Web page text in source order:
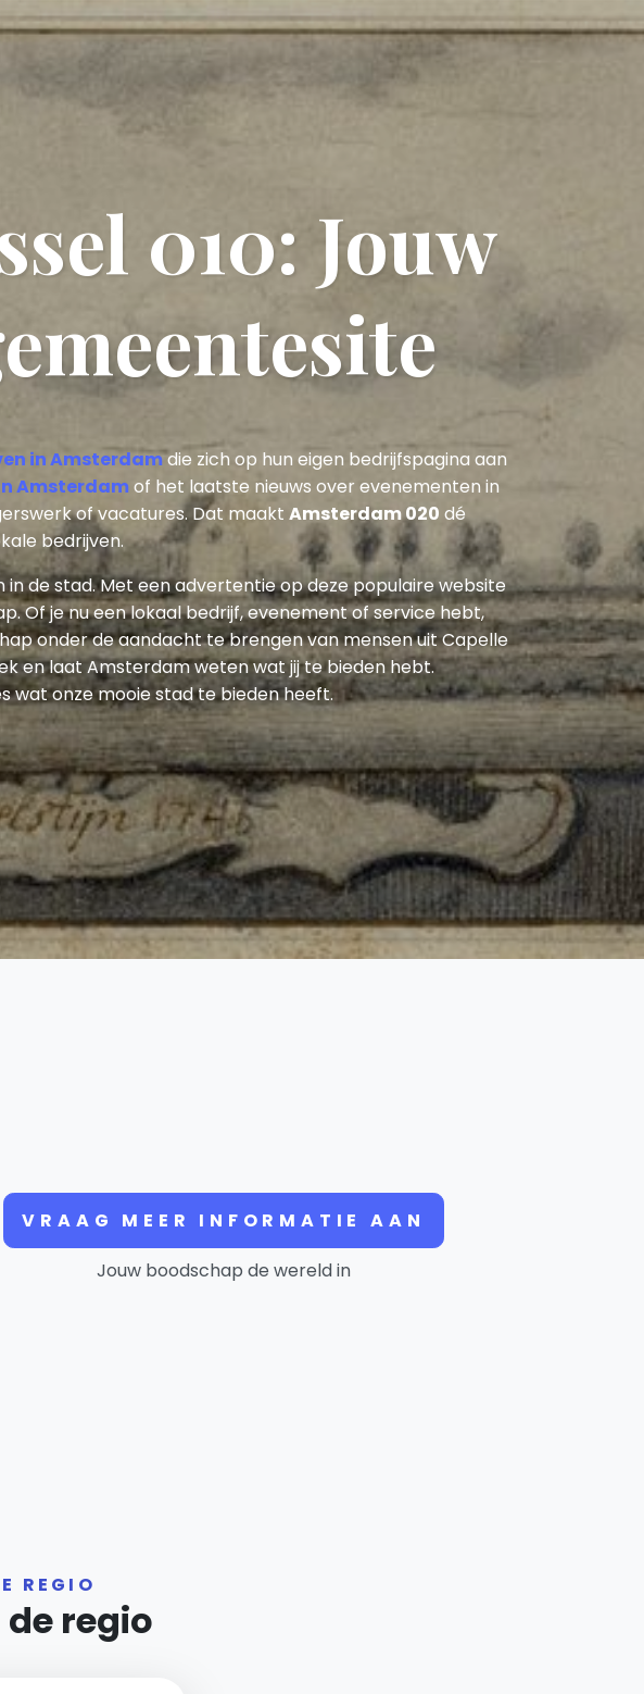
010: Jouw
in Amsterdamdie zich op hun eigen bedrijfspagina aan
Amsterdamof het laatste nieuws over evenementen in
of vacatures. Dat maakt Amsterdam 020 dé
bedrijven.
de stad. Met een advertentie op deze populaire website
Of je nu een lokaal bedrijf, evenement of service hebt,
onder de aandacht te brengen van mensen uit Capelle
en laat Amsterdam weten wat jij te bieden hebt.
wat onze mooie stad te bieden heeft.
VRAAG MEER INFORMATIE AAN
Jouw boodschap de wereld in
REGIO
regio